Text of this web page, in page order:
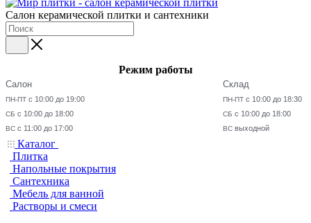
Салон керамической плитки и сантехники
Режим работы
Салон
ПН-ПТ с 10:00 до 19:00
СБ с 10:00 до 18:00
ВС с 11:00 до 17:00
Склад
ПН-ПТ с 10:00 до 18:30
СБ с 10:00 до 18:00
ВС выходной
Каталог
Плитка
Напольные покрытия
Сантехника
Мебель для ванной
Растворы и смеси